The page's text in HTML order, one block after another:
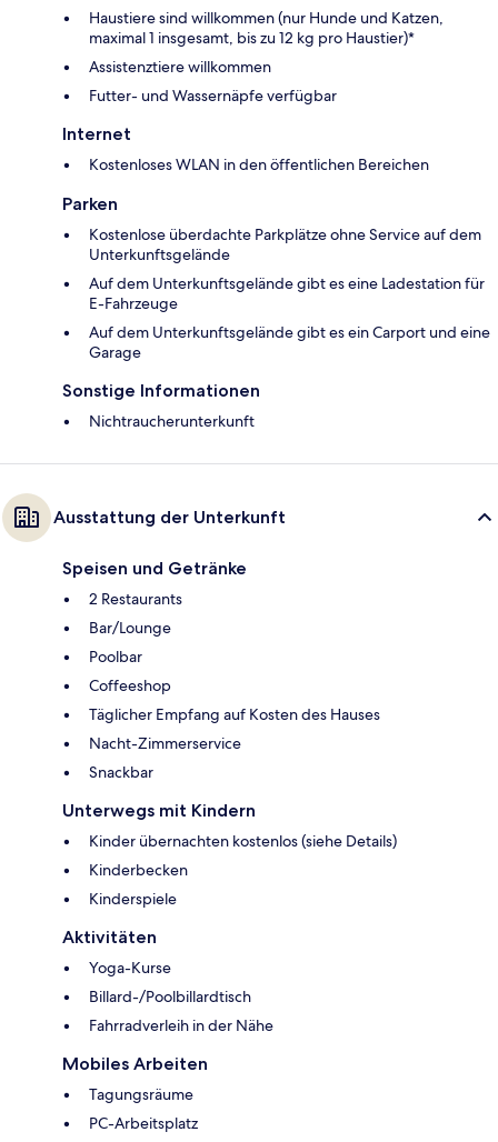
Haustiere sind willkommen (nur Hunde und Katzen,
maximal 1 insgesamt, bis zu 12 kg pro Haustier)*
Assistenztiere willkommen
Futter- und Wassernäpfe verfügbar
Internet
Kostenloses WLAN in den öffentlichen Bereichen
Parken
Kostenlose überdachte Parkplätze ohne Service auf dem
Unterkunftsgelände
Auf dem Unterkunftsgelände gibt es eine Ladestation für
E-Fahrzeuge
Auf dem Unterkunftsgelände gibt es ein Carport und eine
Garage
Sonstige Informationen
Nichtraucherunterkunft
Ausstattung der Unterkunft
Speisen und Getränke
2 Restaurants
Bar/Lounge
Poolbar
Coffeeshop
Täglicher Empfang auf Kosten des Hauses
Nacht-Zimmerservice
Snackbar
Unterwegs mit Kindern
Kinder übernachten kostenlos (siehe Details)
Kinderbecken
Kinderspiele
Aktivitäten
Yoga-Kurse
Billard-/Poolbillardtisch
Fahrradverleih in der Nähe
Mobiles Arbeiten
Tagungsräume
PC-Arbeitsplatz